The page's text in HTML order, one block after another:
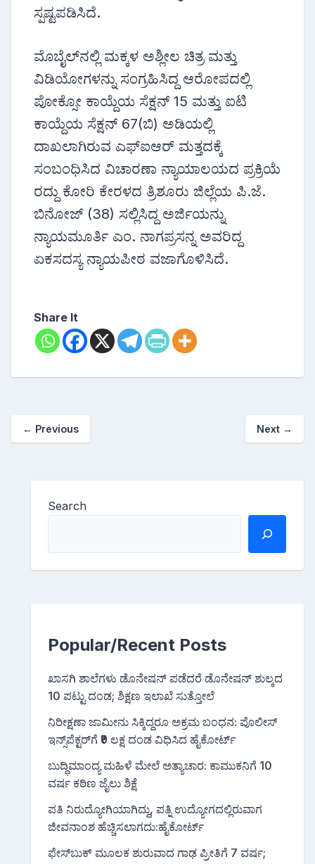
ಸ್ಪಷ್ಟಪಡಿಸಿದೆ.
ಮೊಬೈಲ್‌ನಲ್ಲಿ ಮಕ್ಕಳ ಅಶ್ಲೀಲ ಚಿತ್ರ ಮತ್ತು
ವಿಡಿಯೋಗಳನ್ನು ಸಂಗ್ರಹಿಸಿದ್ದ ಆರೋಪದಲ್ಲಿ
ಪೋಕ್ಸೋ ಕಾಯ್ದೆಯ ಸೆಕ್ಷನ್ 15 ಮತ್ತು ಐಟಿ
ಕಾಯ್ದೆಯ ಸೆಕ್ಷನ್ 67(ಬಿ) ಅಡಿಯಲ್ಲಿ
ದಾಖಲಾಗಿರುವ ಎಫ್‌ಐಆ‌ರ್ ಮತ್ತದಕ್ಕೆ
ಸಂಬಂಧಿಸಿದ ವಿಚಾರಣಾ ನ್ಯಾಯಾಲಯದ ಪ್ರಕ್ರಿಯೆ
ರದ್ದು ಕೋರಿ ಕೇರಳದ ತ್ರಿಶೂರು ಜಿಲ್ಲೆಯ ಪಿ.ಜೆ.
ಬಿನೋಜ್ (38) ಸಲ್ಲಿಸಿದ್ದ ಅರ್ಜಿಯನ್ನು
ನ್ಯಾಯಮೂರ್ತಿ ಎಂ. ನಾಗಪ್ರಸನ್ನ ಅವರಿದ್ದ
ಏಕಸದಸ್ಯ ನ್ಯಾಯಪೀಠ ವಜಾಗೊಳಿಸಿದೆ.
Share It
← Previous Next →
Search
Popular/Recent Posts
ಖಾಸಗಿ ಶಾಲೆಗಳು ಡೊನೇಷನ್ ಪಡೆದರೆ ಡೊನೇಷನ್ ಶುಲ್ಕದ
10 ಪಟ್ಟು ದಂಡ; ಶಿಕ್ಷಣ ಇಲಾಖೆ ಸುತ್ತೋಲೆ
ನಿರೀಕ್ಷಣಾ ಜಾಮೀನು ಸಿಕ್ಕಿದ್ದರೂ ಅಕ್ರಮ ಬಂಧನ: ಪೊಲೀಸ್
ಇನ್ಸ್‌ಪೆಕ್ಟರ್‌ಗೆ ₹9 ಲಕ್ಷ ದಂಡ ವಿಧಿಸಿದ ಹೈಕೋರ್ಟ್
ಬುದ್ಧಿಮಾಂದ್ಯ ಮಹಿಳೆ ಮೇಲೆ ಅತ್ಯಾಚಾರ: ಕಾಮುಕನಿಗೆ 10
ವರ್ಷ ಕಠಿಣ ಜೈಲು ಶಿಕ್ಷೆ
ಪತಿ ನಿರುದ್ಯೋಗಿಯಾಗಿದ್ದು, ಪತ್ನಿ ಉದ್ಯೋಗದಲ್ಲಿರುವಾಗ
ಜೀವನಾಂಶ ಹೆಚ್ಚಿಸಲಾಗದು:ಹೈಕೋರ್ಟ್
ಫೇಸ್‌ಬುಕ್‌ ಮೂಲಕ ಶುರುವಾದ ಗಾಢ ಪ್ರೀತಿಗೆ 7 ವರ್ಷ;